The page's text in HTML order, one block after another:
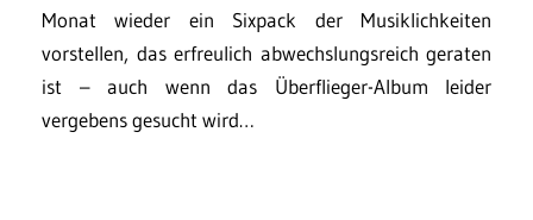
Monat wieder ein Sixpack der Musiklichkeiten
vorstellen, das erfreulich abwechslungsreich geraten
ist – auch wenn das Überflieger-Album leider
vergebens gesucht wird…